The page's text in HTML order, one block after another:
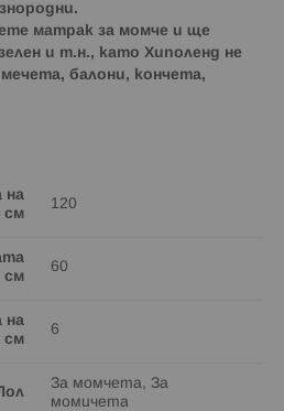
матрак за момче и ще
и т.н., като Хиполенд не
балони, кончета,
на
см
120
см
60
на
см
6
Пол
За момчета, За
момичета